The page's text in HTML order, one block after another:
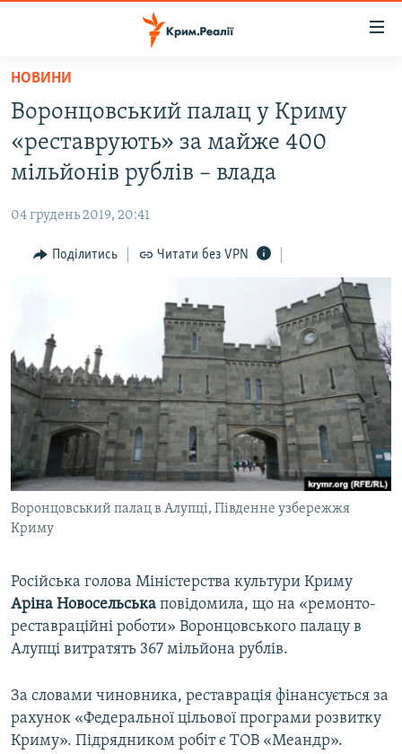
Перейти
основного
матеріалу
Перейти
до
основної
навігації
Перейти
ВОДА.КРИМ
ВІДЕО ТА ФОТО
БЛОГИ
ПОГЛЯД
СПЕЦПРОЕКТИ
ДЕПОРТАЦІЯ
ВІДЕОУРОКИ «ELIFBE»
СВІДЧЕННЯ ОКУПАЦІЇ
УКРАЇНСЬКА ПРОБЛЕМА КРИМУ
ІНФОГРАФІКА
ЯК ОБІЙТИ БЛОКУВАННЯ
Русский
Qırımtatar
ДОЛУЧАЙСЯ!
Усі сайти RFE/RL
НОВИНИ
Воронцовський палац у Криму
«реставрують» за майже 400
мільйонів рублів – влада
04 грудень 2019, 20:41
Поділитись Читати без VPN
Воронцовський палац в Алупці, Південне узбережжя
Криму
Російська голова Міністерства культури Криму
Аріна Новосельська повідомила, що на «ремонто-
реставраційні роботи» Воронцовського палацу в
Алупці витратять 367 мільйона рублів.
За словами чиновника, реставрація фінансується за
рахунок «Федеральної цільової програми розвитку
Криму». Підрядником робіт є ТОВ «Меандр».